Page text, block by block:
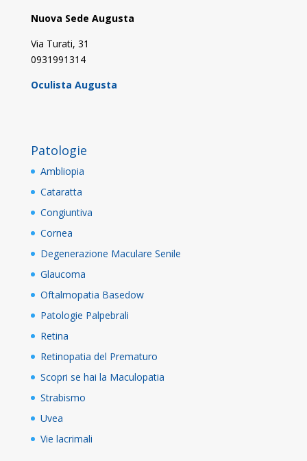
Nuova Sede Augusta
Via Turati, 31
0931991314
Oculista Augusta
Patologie
Ambliopia
Cataratta
Congiuntiva
Cornea
Degenerazione Maculare Senile
Glaucoma
Oftalmopatia Basedow
Patologie Palpebrali
Retina
Retinopatia del Prematuro
Scopri se hai la Maculopatia
Strabismo
Uvea
Vie lacrimali